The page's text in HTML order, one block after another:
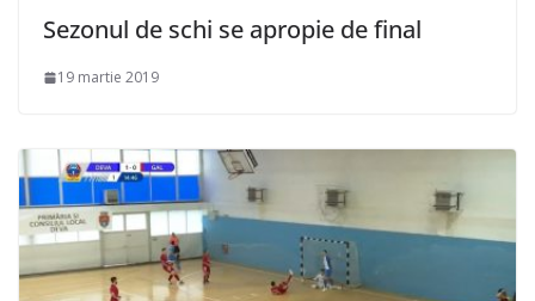
Sezonul de schi se apropie de final
19 martie 2019